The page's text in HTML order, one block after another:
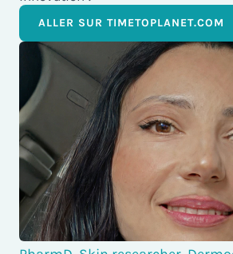
ALLER SUR TIMETOPLANET.COM